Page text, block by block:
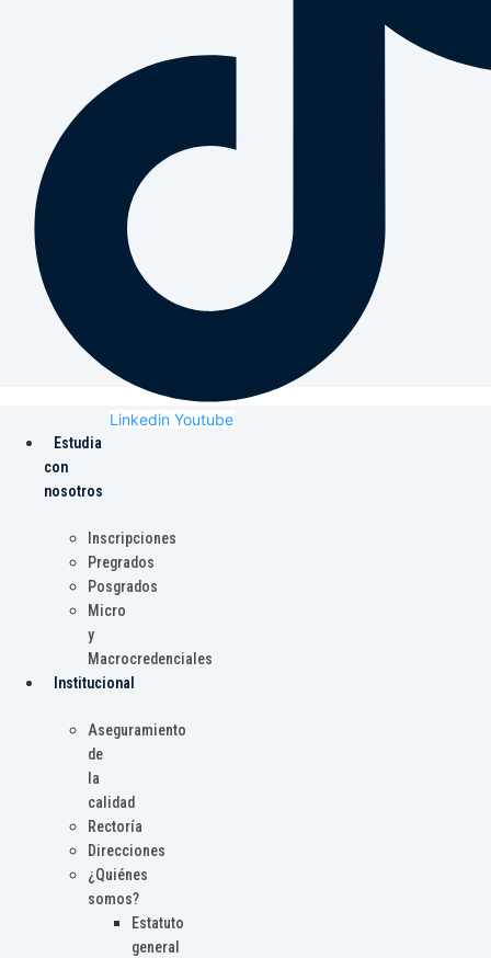
Linkedin Youtube
Estudia
con
nosotros
Inscripciones
Pregrados
Posgrados
Micro
y
Macrocredenciales
Institucional
Aseguramiento
de
la
calidad
Rectoría
Direcciones
¿Quiénes
somos?
Estatuto
general